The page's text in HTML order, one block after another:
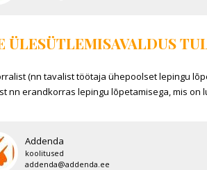
ÜLESÜTLEMISAVALDUS
(nn tavalist töötaja ühepoolset lepingu
nn erandkorras lepingu lõpetamisega, mis on
Addenda
koolitused
addenda@addenda.ee